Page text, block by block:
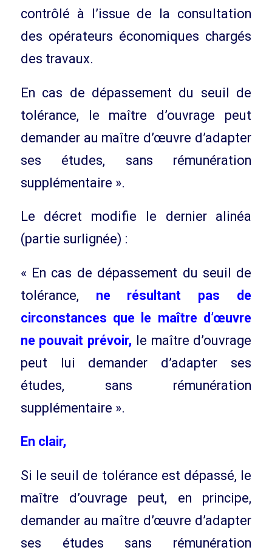
contrôlé à l’issue de la consultation
des opérateurs économiques chargés
des travaux.
En cas de dépassement du seuil de
tolérance, le maître d’ouvrage peut
demander au maître d’œuvre d’adapter
ses études, sans rémunération
supplémentaire ».
Le décret modifie le dernier alinéa
(partie surlignée) :
« En cas de dépassement du seuil de
tolérance, ne résultant pas de
circonstances que le maître d’œuvre
ne pouvait prévoir, le maître d’ouvrage
peut lui demander d’adapter ses
études, sans rémunération
supplémentaire ».
En clair,
Si le seuil de tolérance est dépassé, le
maître d’ouvrage peut, en principe,
demander au maître d’œuvre d’adapter
ses études sans rémunération